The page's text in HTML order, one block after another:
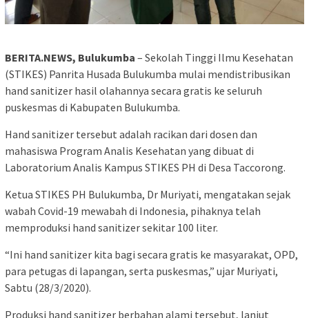
BERITA.NEWS, Bulukumba – Sekolah Tinggi Ilmu Kesehatan
(STIKES) Panrita Husada Bulukumba mulai mendistribusikan
hand sanitizer hasil olahannya secara gratis ke seluruh
puskesmas di Kabupaten Bulukumba.
Hand sanitizer tersebut adalah racikan dari dosen dan
mahasiswa Program Analis Kesehatan yang dibuat di
Laboratorium Analis Kampus STIKES PH di Desa Taccorong.
Ketua STIKES PH Bulukumba, Dr Muriyati, mengatakan sejak
wabah Covid-19 mewabah di Indonesia, pihaknya telah
memproduksi hand sanitizer sekitar 100 liter.
“Ini hand sanitizer kita bagi secara gratis ke masyarakat, OPD,
para petugas di lapangan, serta puskesmas,” ujar Muriyati,
Sabtu (28/3/2020).
Produksi hand sanitizer berbahan alami tersebut, lanjut